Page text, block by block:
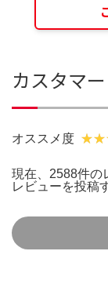
カスタマ
オススメ度
現在、2588件の
レビューを投稿